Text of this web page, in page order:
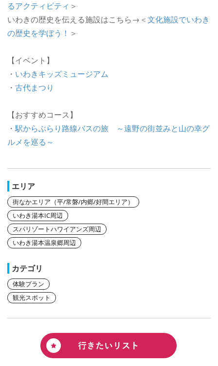
るアクティビティ ＞
いわきの歴史を伝える施設はこちら→＜文化施設でいわき
の歴史を学ぼう！ ＞
【イベント】
・ いわきキッズミュージアム
・ 古代まつり
【おすすめコース】
・駅からぶらり路線バスの旅 ～遠野の街並みと山の幸グ
ルメを巡る～
エリア
街なかエリア（平/常磐/内郷/好間エリア）
いわき湯本IC周辺
スパリゾートハワイアンズ周辺
いわき湯本温泉郷周辺
カテゴリ
体験プラン
観光スポット